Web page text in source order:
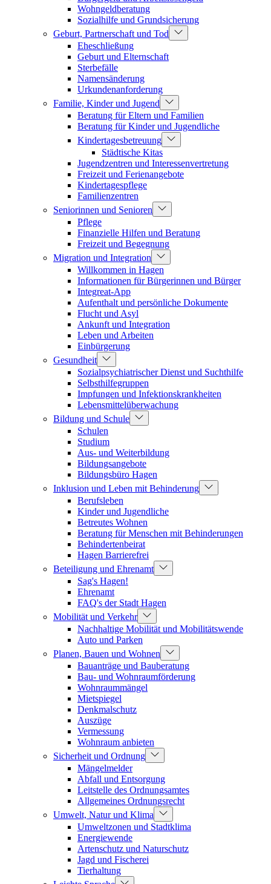
Wohngeldberatung
Sozialhilfe und Grundsicherung
Geburt, Partnerschaft und Tod
Eheschließung
Geburt und Elternschaft
Sterbefälle
Namensänderung
Urkundenanforderung
Familie, Kinder und Jugend
Beratung für Eltern und Familien
Beratung für Kinder und Jugendliche
Kindertagesbetreuung
Städtische Kitas
Jugendzentren und Interessenvertretung
Freizeit und Ferienangebote
Kindertagespflege
Familienzentren
Seniorinnen und Senioren
Pflege
Finanzielle Hilfen und Beratung
Freizeit und Begegnung
Migration und Integration
Willkommen in Hagen
Informationen für Bürgerinnen und Bürger
Integreat-App
Aufenthalt und persönliche Dokumente
Flucht und Asyl
Ankunft und Integration
Leben und Arbeiten
Einbürgerung
Gesundheit
Sozialpsychiatrischer Dienst und Suchthilfe
Selbsthilfegruppen
Impfungen und Infektionskrankheiten
Lebensmittelüberwachung
Bildung und Schule
Schulen
Studium
Aus- und Weiterbildung
Bildungsangebote
Bildungsbüro Hagen
Inklusion und Leben mit Behinderung
Berufsleben
Kinder und Jugendliche
Betreutes Wohnen
Beratung für Menschen mit Behinderungen
Behindertenbeirat
Hagen Barrierefrei
Beteiligung und Ehrenamt
Sag's Hagen!
Ehrenamt
FAQ's der Stadt Hagen
Mobilität und Verkehr
Nachhaltige Mobilität und Mobilitätswende
Auto und Parken
Planen, Bauen und Wohnen
Bauanträge und Bauberatung
Bau- und Wohnraumförderung
Wohnraummängel
Mietspiegel
Denkmalschutz
Auszüge
Vermessung
Wohnraum anbieten
Sicherheit und Ordnung
Mängelmelder
Abfall und Entsorgung
Leitstelle des Ordnungsamtes
Allgemeines Ordnungsrecht
Umwelt, Natur und Klima
Umweltzonen und Stadtklima
Energiewende
Artenschutz und Naturschutz
Jagd und Fischerei
Tierhaltung